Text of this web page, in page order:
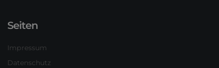
Seiten
Impressum
Datenschutz